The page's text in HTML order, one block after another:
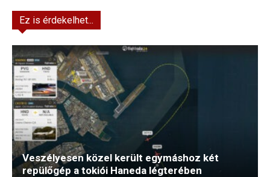
Ez is érdekelhet...
Veszélyesen közel került egymáshoz két
repülőgép a tokiói Haneda légterében